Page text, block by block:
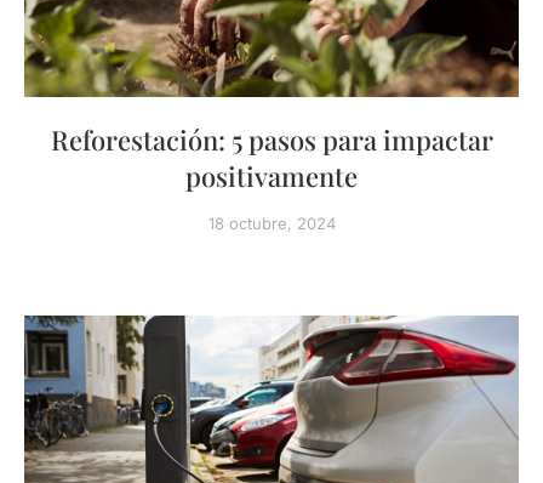
Reforestación: 5 pasos para impactar
positivamente
18 octubre, 2024